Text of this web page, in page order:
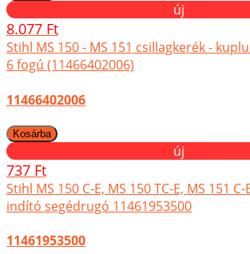
új
8.077 Ft
Stihl MS 150 - MS 151 csillagkerék -
6 fogú (11466402006)
11466402006
új
737 Ft
Stihl MS 150 C-E, MS 150 TC-E, MS 151 C-
indító segédrugó 11461953500
11461953500